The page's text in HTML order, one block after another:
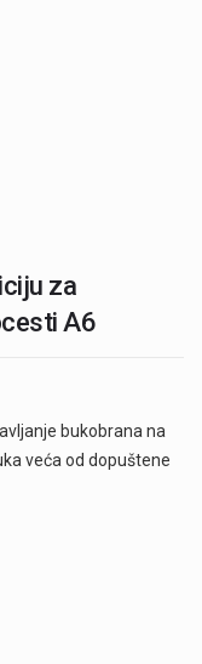
za
A6
bukobrana na
veća od dopuštene